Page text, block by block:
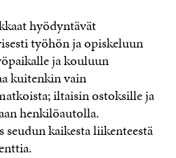
hyödyntävät
työhön ja opiskeluun
ja kouluun
kuitenkin vain
iltaisin ostoksille ja
henkilöautolla.
kaikesta liikenteestä